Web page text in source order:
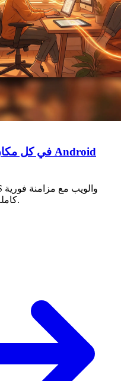
كاملة. إنتاجيتك لا تتوقف عند حدود جهازك.